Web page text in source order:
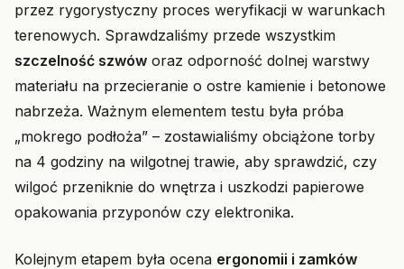
przez rygorystyczny proces weryfikacji w warunkach
terenowych. Sprawdzaliśmy przede wszystkim
szczelność szwów oraz odporność dolnej warstwy
materiału na przecieranie o ostre kamienie i betonowe
nabrzeża. Ważnym elementem testu była próba
„mokrego podłoża” – zostawialiśmy obciążone torby
na 4 godziny na wilgotnej trawie, aby sprawdzić, czy
wilgoć przeniknie do wnętrza i uszkodzi papierowe
opakowania przyponów czy elektronika.
Kolejnym etapem była ocena ergonomii i zamków